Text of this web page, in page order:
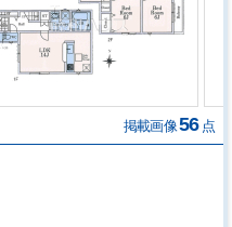
掲載画像56 点